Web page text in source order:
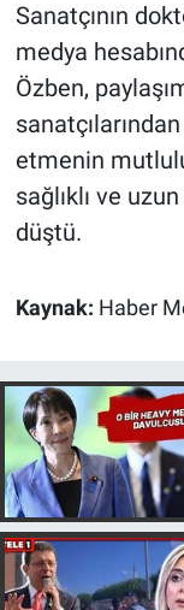
Sanatçının
medya
Özben,
etmenin
sağlıklı ve
düştü.
Kaynak: Haber
Yerel
Yerel Yaşam
Canlı Yayın